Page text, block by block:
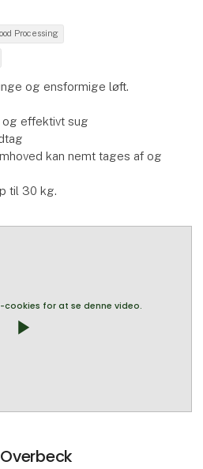
Processing
og ensformige løft.
og effektivt sug
kan nemt tages af og
til 30 kg.
for at se denne video.
play_arrow